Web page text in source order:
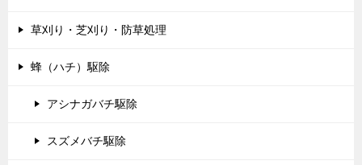
草刈り・芝刈り・防草処理
蜂（ハチ）駆除
アシナガバチ駆除
スズメバチ駆除